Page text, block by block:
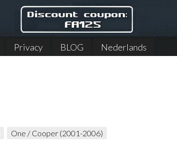
Privacy BLOG Nederlands
One / Cooper (2001-2006)